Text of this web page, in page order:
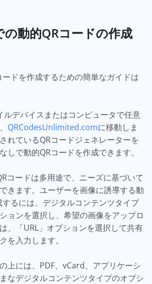
動的QRコードの作成
ドを作成するための簡単なガイドは
ルデバイスまたはコンピュータで任意
QRCodesUnlimited.comに移動しま
れているQRコードジェネレーターを
しで動的QRコードを作成できます。
コードは多用途で、ニーズに基づいて
きます。ユーザーを画像に誘導する動
するには、デジタルコンテンツタイプ
ョンを選択し、希望の画像をアップロ
、「URL」オプションを選択して共有
を入力します。
上には、PDF、vCard、アプリケーシ
なデジタルコンテンツタイプのオプシ